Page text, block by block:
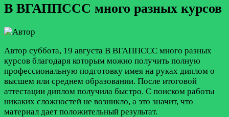
В ВГАППССС много разных курсов
Автор суббота, 19 августа В ВГАППССС много разных
курсов благодаря которым можно получить полную
профессиональную подготовку имея на руках диплом о
высшем или среднем образовании. После итоговой
аттестации диплом получила быстро. С поиском работы
никаких сложностей не возникло, а это значит, что
материал дает положительный результат.